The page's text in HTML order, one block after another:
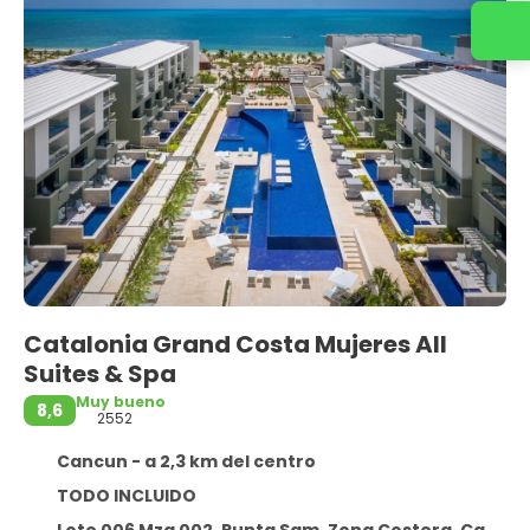
Catalonia Grand Costa Mujeres All
Suites & Spa
8,6
Muy bueno
2552
Cancun - a 2,3 km del centro
TODO INCLUIDO
Contacta con nosotros